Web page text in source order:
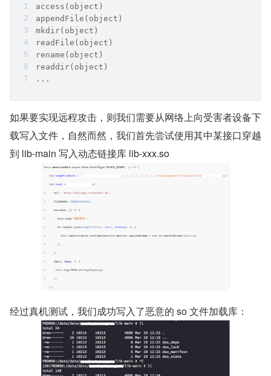
access(object)
appendFile(object)
mkdir(object)
readFile(object)
rename(object)
readdir(object)
...
如果要实现远程攻击，则我们需要从网络上向受害者设备下
载写入文件，自然而然，我们首先尝试使用其中某接口穿越
到 lib-main 写入动态链接库 lib-xxx.so
经过真机测试，我们成功写入了恶意的 so 文件加载库：